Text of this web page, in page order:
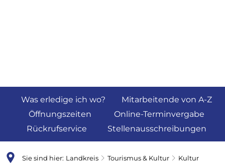
Was erledige ich wo?
Mitarbeitende von A-Z
Öffnungszeiten
Online-Terminvergabe
Rückrufservice
Stellenausschreibungen
Sie sind hier: Landkreis Tourismus & Kultur
Kultur